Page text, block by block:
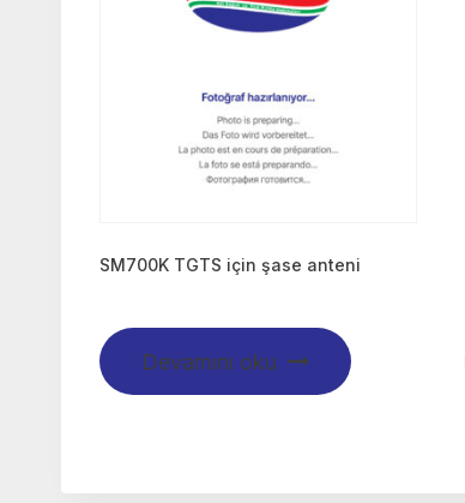
SM700K TGTS için şase anteni
Devamını oku